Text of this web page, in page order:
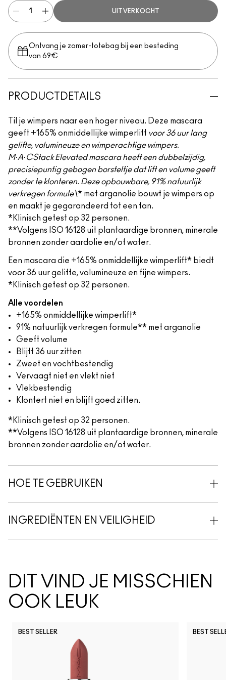
UITVERKOCHT
Ontvang je zomer-totebag bij een besteding
van 69€
PRODUCTDETAILS
Til je wimpers naar een hoger niveau. Deze mascara
geeft +165% onmiddellijke wimperlift voor 36 uur lang
gelifte, volumineuze en wimperachtige wimpers.
M·A·CStack Elevated mascara heeft een dubbelzijdig,
precisiepuntig gebogen borsteltje dat lift en volume geeft
zonder te klonteren. Deze opbouwbare, 91% natuurlijk
verkregen formule\* met arganolie bouwt je wimpers op
en maakt je gegarandeerd tot een fan.
*Klinisch getest op 32 personen.
**Volgens ISO 16128 uit plantaardige bronnen, minerale
bronnen zonder aardolie en/of water.
Een mascara die +165% onmiddellijke wimperlift* biedt
voor 36 uur gelifte, volumineuze en fijne wimpers.
*Klinisch getest op 32 personen.
Alle voordelen
+165% onmiddellijke wimperlift*
91% natuurlijk verkregen formule** met arganolie
Geeft volume
Blijft 36 uur zitten
Zweet en vochtbestendig
Vervaagt niet en vlekt niet
Vlekbestendig
Klontert niet en blijft goed zitten.
*Klinisch getest op 32 personen.
**Volgens ISO 16128 uit plantaardige bronnen, minerale
bronnen zonder aardolie en/of water.
HOE TE GEBRUIKEN
INGREDIËNTEN EN VEILIGHEID
DIT VIND JE MISSCHIEN
OOK LEUK
BEST SELLER BEST